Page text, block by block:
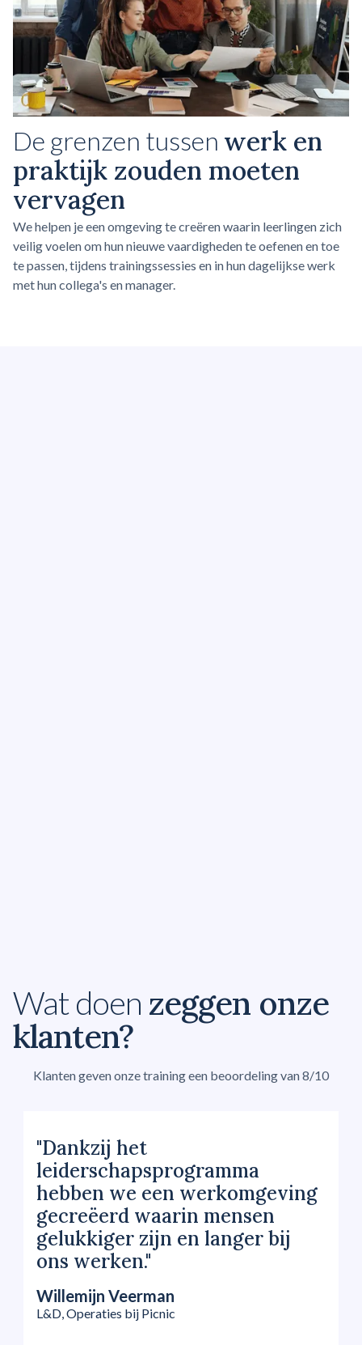
De grenzen tussen werk en
praktijk zouden moeten
vervagen
We helpen je een omgeving te creëren waarin leerlingen zich
veilig voelen om hun nieuwe vaardigheden te oefenen en toe
te passen, tijdens trainingssessies en in hun dagelijkse werk
met hun collega's en manager.
Wat doen zeggen onze
klanten?
Klanten geven onze training een beoordeling van 8/10
"Dankzij het
leiderschapsprogramma
hebben we een werkomgeving
gecreëerd waarin mensen
gelukkiger zijn en langer bij
ons werken."
Willemijn Veerman
L&D, Operaties bij Picnic